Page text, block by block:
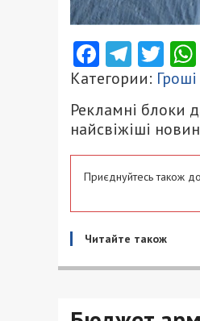
Категории: Гроші
Рекламні блоки
найсвіжіші
Приєднуйтесь також
Читайте також